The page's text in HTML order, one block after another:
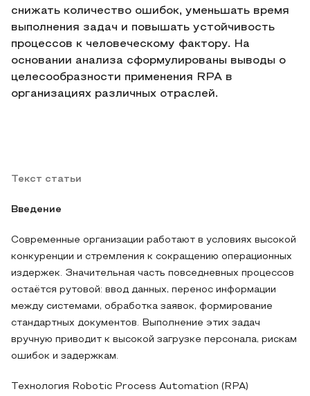
снижать количество ошибок, уменьшать время
выполнения задач и повышать устойчивость
процессов к человеческому фактору. На
основании анализа сформулированы выводы о
целесообразности применения RPA в
организациях различных отраслей.
Текст статьи
Введение
Современные организации работают в условиях высокой
конкуренции и стремления к сокращению операционных
издержек. Значительная часть повседневных процессов
остаётся рутовой: ввод данных, перенос информации
между системами, обработка заявок, формирование
стандартных документов. Выполнение этих задач
вручную приводит к высокой загрузке персонала, рискам
ошибок и задержкам.
Технология Robotic Process Automation (RPA)